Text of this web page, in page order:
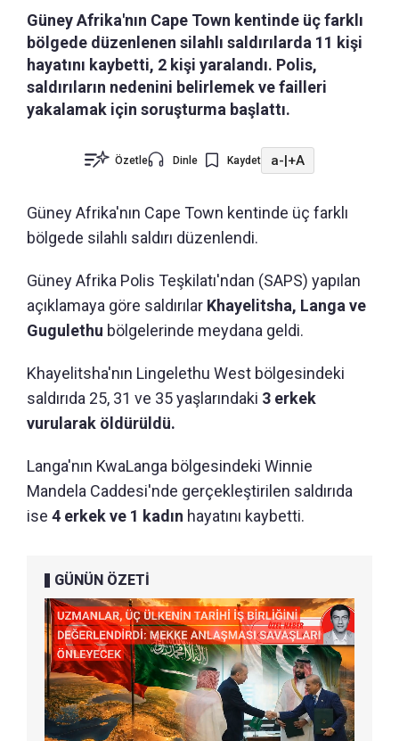
Güney Afrika'nın Cape Town kentinde üç farklı
bölgede düzenlenen silahlı saldırılarda 11 kişi
hayatını kaybetti, 2 kişi yaralandı. Polis,
saldırıların nedenini belirlemek ve failleri
yakalamak için soruşturma başlattı.
Özetle Dinle Kaydet a-|+A
Güney Afrika'nın Cape Town kentinde üç farklı
bölgede silahlı saldırı düzenlendi.
Güney Afrika Polis Teşkilatı'ndan (SAPS) yapılan
açıklamaya göre saldırılar Khayelitsha, Langa ve
Gugulethu bölgelerinde meydana geldi.
Khayelitsha'nın Lingelethu West bölgesindeki
saldırıda 25, 31 ve 35 yaşlarındaki 3 erkek
vurularak öldürüldü.
Langa'nın KwaLanga bölgesindeki Winnie
Mandela Caddesi'nde gerçekleştirilen saldırıda
ise 4 erkek ve 1 kadın hayatını kaybetti.
GÜNÜN ÖZETİ